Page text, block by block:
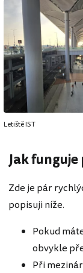
Letiště IST
Jak
Zde je pár
popisuji níže.
Pokud
obvykle
Při